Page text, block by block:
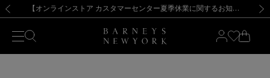
新規登録のお客様も対象！＜MY BARNEYS＞会員のお客様は11,000円（税込）以上のお買上げで常時送料無料！お買い物の際は会員登録を！
【夏季休業に伴う出荷一時停止のお知らせ】(2026.8.7) 【オンラインストア カスタマーセンター夏季休業に関するお知らせ】（2026.8.7）
【夏季休業に伴う返品・交換承り一時停止のお知らせ】（2026.8.5）
熊本県を中心とした地震の影響によるお荷物のお届けについて
【開催中】SUMMER SALEのご案内・ご注意事項 新規登録のお客様も対象！＜MY BARNEYS＞会員のお客様は11,000円（税込）以上のお買上げで常時送料無料！お買い物の際は会員登録を！
【夏季休業に伴う出荷一時停止のお知らせ】(2026.8.7)